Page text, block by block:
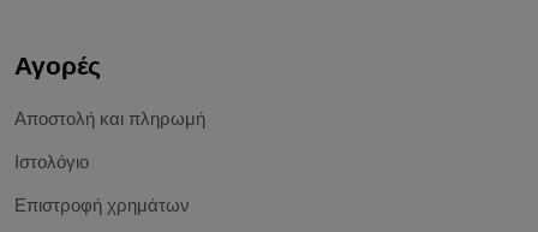
Αγορές
Αποστολή και πληρωμή
Ιστολόγιο
Επιστροφή χρημάτων